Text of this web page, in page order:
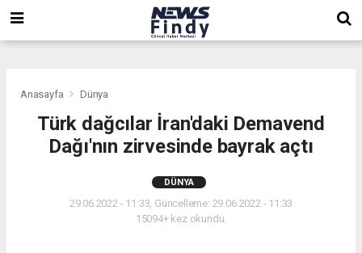
Anasayfa Dünya
Türk dağcılar İran'daki Demavend
Dağı'nın zirvesinde bayrak açtı
DÜNYA
29.06.2022 - 11:33, Güncelleme: 29.06.2022 - 11:33
15094+ kez okundu.